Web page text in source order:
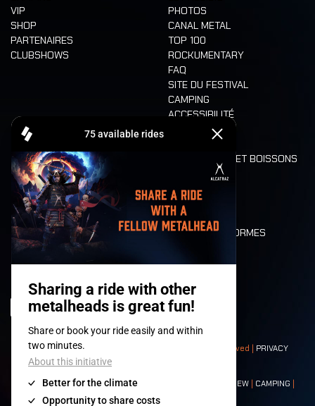
VIP
SHOP
PARTENAIRES
CLUBSHOWS
PHOTOS
CANAL METAL
TOP 100
ROCKUMENTARY
FAQ
SITE DU FESTIVAL
CAMPING
ACCESSIBILITÉ
CASHLESS
ALIMENTATION ET BOISSONS
LONE WOLVES
PLAN
DEATH RIDE
VALEURS ET NORMES
HISTOIRE
© 2008-2026- Apache Productions VZW – All rights reserved | PRIVACY
POLICY|CONDITIONS GÉNÉRALES
Contact:GENERAL| PARTNERSHIPS CREW | CAMPING |
NEIGHBOURS